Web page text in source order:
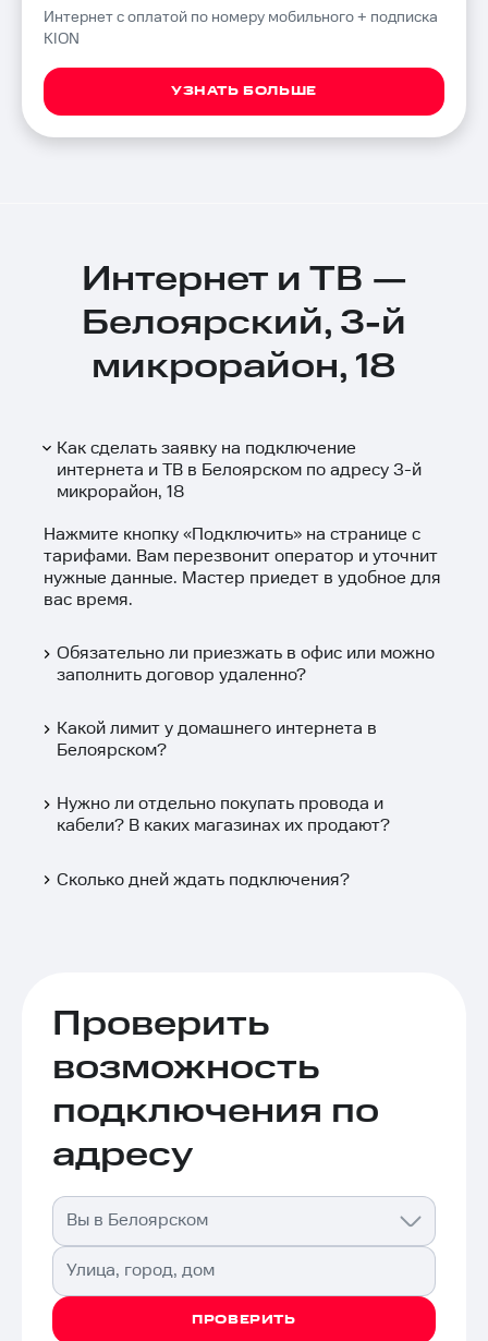
Интернет с оплатой по номеру мобильного + подписка
KION
УЗНАТЬ БОЛЬШЕ
Интернет и ТВ —
Белоярский, 3-й
микрорайон, 18
Как сделать заявку на подключение
интернета и ТВ в Белоярском по адресу 3-й
микрорайон, 18
Нажмите кнопку «Подключить» на странице с
тарифами. Вам перезвонит оператор и уточнит
нужные данные. Мастер приедет в удобное для
вас время.
Обязательно ли приезжать в офис или можно
заполнить договор удаленно?
Какой лимит у домашнего интернета в
Белоярском?
Нужно ли отдельно покупать провода и
кабели? В каких магазинах их продают?
Сколько дней ждать подключения?
Проверить
возможность
подключения по
адресу
Вы в Белоярском
Улица, город, дом
ПРОВЕРИТЬ